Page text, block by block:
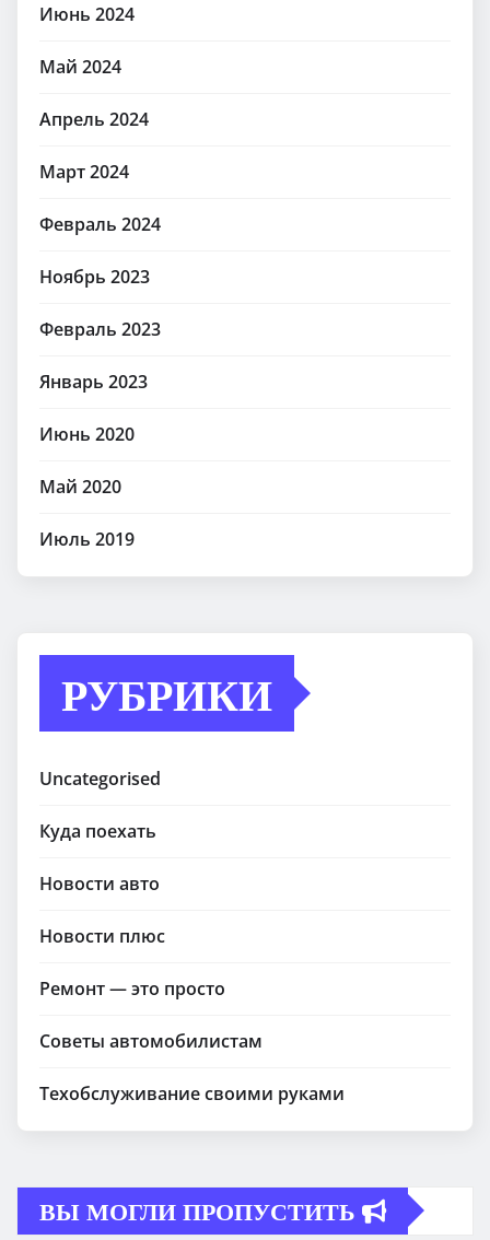
Июнь 2024
Май 2024
Апрель 2024
Март 2024
Февраль 2024
Ноябрь 2023
Февраль 2023
Январь 2023
Июнь 2020
Май 2020
Июль 2019
РУБРИКИ
Uncategorised
Куда поехать
Новости авто
Новости плюс
Ремонт — это просто
Советы автомобилистам
Техобслуживание своими руками
ВЫ МОГЛИ ПРОПУСТИТЬ